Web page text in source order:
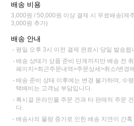
배송 비용
3,000원 / 50,000원 이상 결제 시 무료배송(제
3,000원 추가)
배송 안내
평일 오후 3시 이전 결제 완료시 당일 발송됩
배송 상태가 상품 준비 단계까지만 배송 전
페이지>최근주문내역>주문상세>취소/변경
배송 준비 상태 이후에는 변경 불가하며, 수
택배비는 고객님 부담입니다.
록시걸 온라인몰 주문 건과 타 판매처 주문
다.
배송사의 물량 증가로 인한 배송 지연이 간혹